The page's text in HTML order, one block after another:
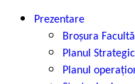
Prezentare
Broșura
Planul
Planul